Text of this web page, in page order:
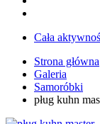
Cała
Strona główna
Galeria
Samoróbki
pług kuhn